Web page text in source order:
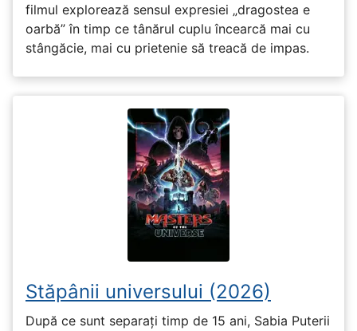
filmul explorează sensul expresiei „dragostea e
oarbă” în timp ce tânărul cuplu încearcă mai cu
stângăcie, mai cu prietenie să treacă de impas.
Stăpânii universului (2026)
După ce sunt separați timp de 15 ani, Sabia Puterii